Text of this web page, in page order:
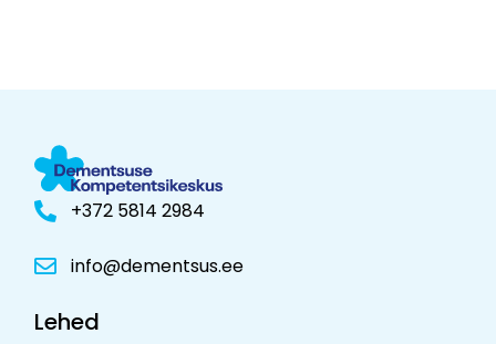
+372 5814 2984
info@dementsus.ee
Lehed